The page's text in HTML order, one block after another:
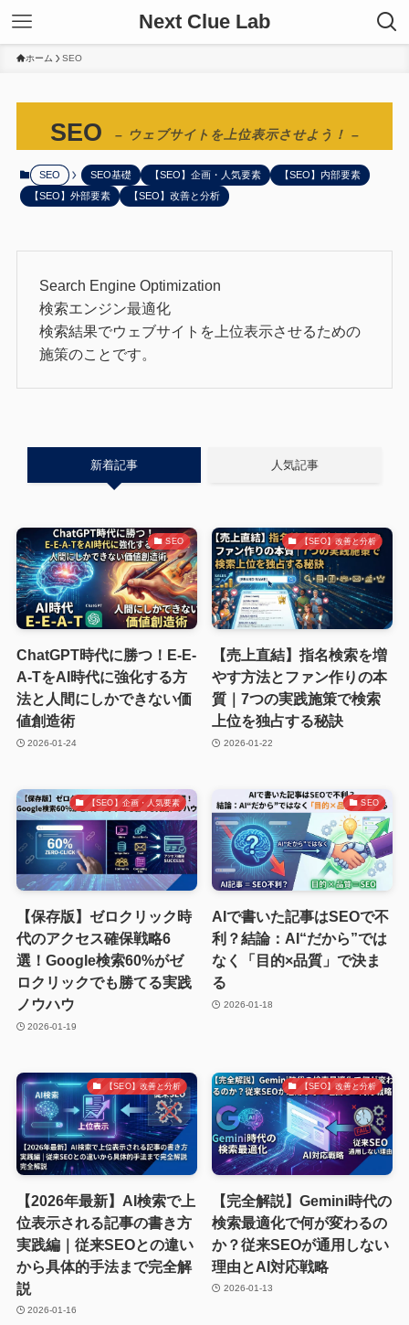
Next Clue Lab
ホーム SEO
SEO – ウェブサイトを上位表示させよう！ –
SEO SEO基礎 【SEO】企画・人気要素
【SEO】内部要素
【SEO】外部要素
【SEO】改善と分析
Search Engine Optimization
検索エンジン最適化
検索結果でウェブサイトを上位表示させるための
施策のことです。
新着記事 人気記事
SEO
ChatGPT時代に勝つ！E-E-
A-TをAI時代に強化する方
法と人間にしかできない価
値創造術
2026-01-24
【SEO】改善と分析
【売上直結】指名検索を増
やす方法とファン作りの本
質｜7つの実践施策で検索
上位を独占する秘訣
2026-01-22
【SEO】企画・人気要素
【保存版】ゼロクリック時
代のアクセス確保戦略6
選！Google検索60%がゼ
ロクリックでも勝てる実践
ノウハウ
2026-01-19
SEO
AIで書いた記事はSEOで不
利？結論：AI“だから”では
なく「目的×品質」で決ま
る
2026-01-18
【SEO】改善と分析
【2026年最新】AI検索で上
位表示される記事の書き方
実践編｜従来SEOとの違い
から具体的手法まで完全解
説
2026-01-16
【SEO】改善と分析
【完全解説】Gemini時代の
検索最適化で何が変わるの
か？従来SEOが通用しない
理由とAI対応戦略
2026-01-13